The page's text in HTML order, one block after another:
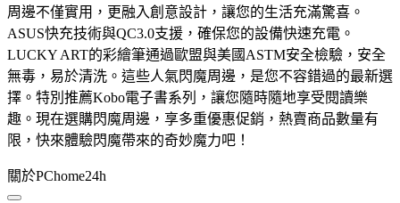
周邊不僅實用，更融入創意設計，讓您的生活充滿驚喜。
ASUS快充技術與QC3.0支援，確保您的設備快速充電。
LUCKY ART的彩繪筆通過歐盟與美國ASTM安全檢驗，安全
無毒，易於清洗。這些人氣閃魔周邊，是您不容錯過的最新選
擇。特別推薦Kobo電子書系列，讓您隨時隨地享受閱讀樂
趣。現在選購閃魔周邊，享多重優惠促銷，熱賣商品數量有
限，快來體驗閃魔帶來的奇妙魔力吧！
關於PChome24h